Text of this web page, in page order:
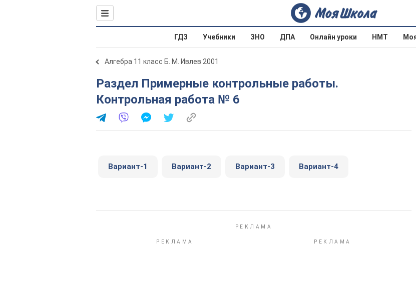
ГДЗ Учебники ЗНО ДПА Онлайн уроки НМТ
Алгебра 11 класс Б. М. Ивлев 2001
Раздел Примерные контрольные работы.
Контрольная работа № 6
Вариант-1 Вариант-2 Вариант-3 Вариант-4